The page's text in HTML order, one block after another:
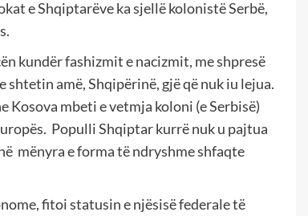
e Shqiptarëve ka sjellë kolonistë Serbë,
kundër fashizmit e nacizmit, me shpresë
amë, Shqipërinë, gjë që nuk iu lejua.
mbeti e vetmja koloni (e Serbisë)
Populli Shqiptar kurrë nuk u pajtua
mënyra e forma të ndryshme shfaqte
fitoi statusin e njësisë federale të